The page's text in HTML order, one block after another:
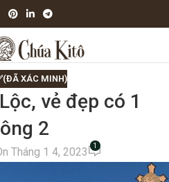
XÁC MINH)
vẻ đẹp có 1
2
Tháng 1 4, 2023 1